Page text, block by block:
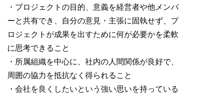
・プロジェクトの目的、意義を経営者や他メンバ
ーと共有でき、自分の意見・主張に固執せず、プ
ロジェクトが成果を出すために何が必要かを柔軟
に思考できること
・所属組織を中心に、社内の人間関係が良好で、
周囲の協力を抵抗なく得られること
・会社を良くしたいという強い思いを持っている